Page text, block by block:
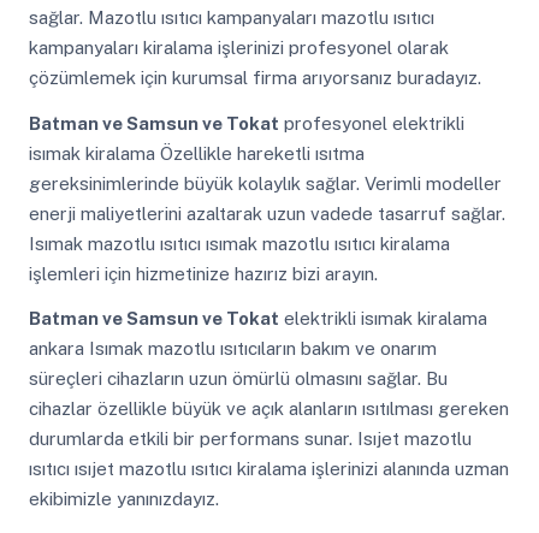
sağlar. Mazotlu ısıtıcı kampanyaları mazotlu ısıtıcı
kampanyaları kiralama işlerinizi profesyonel olarak
çözümlemek için kurumsal firma arıyorsanız buradayız.
Batman ve Samsun ve Tokat profesyonel elektrikli
isımak kiralama Özellikle hareketli ısıtma
gereksinimlerinde büyük kolaylık sağlar. Verimli modeller
enerji maliyetlerini azaltarak uzun vadede tasarruf sağlar.
Isımak mazotlu ısıtıcı ısımak mazotlu ısıtıcı kiralama
işlemleri için hizmetinize hazırız bizi arayın.
Batman ve Samsun ve Tokat elektrikli isımak kiralama
ankara Isımak mazotlu ısıtıcıların bakım ve onarım
süreçleri cihazların uzun ömürlü olmasını sağlar. Bu
cihazlar özellikle büyük ve açık alanların ısıtılması gereken
durumlarda etkili bir performans sunar. Isıjet mazotlu
ısıtıcı ısıjet mazotlu ısıtıcı kiralama işlerinizi alanında uzman
ekibimizle yanınızdayız.